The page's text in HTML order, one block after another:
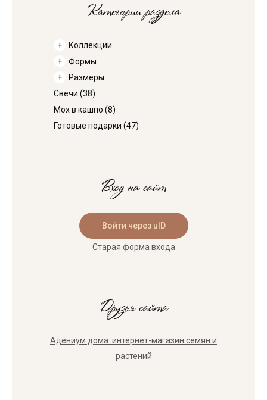
Категории раздела
Коллекции
Формы
Размеры
Свечи (38)
Мох в кашпо (8)
Готовые подарки (47)
Вход на сайт
Войти через uID
Старая форма входа
Друзья сайта
Адениум дома: интернет-магазин семян и
растений